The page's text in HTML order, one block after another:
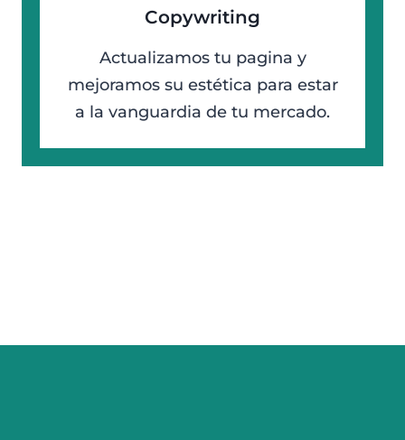
Copywriting
Actualizamos tu pagina y
mejoramos su estética para estar
a la vanguardia de tu mercado.